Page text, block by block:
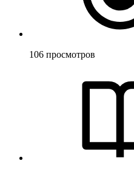
106 просмотров